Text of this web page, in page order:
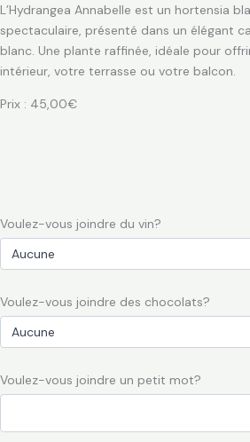
L’Hydrangea Annabelle est un hortensia
spectaculaire, présenté dans un élégant
blanc. Une plante raffinée, idéale pour
intérieur, votre terrasse ou votre balcon.
Prix : 45,00€
Voulez-vous joindre du vin?
Voulez-vous joindre des chocolats?
Voulez-vous joindre un petit mot?